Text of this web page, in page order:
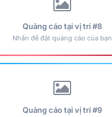
Quảng cáo tại vị trí #8
Nhấn để đặt quảng cáo của bạn
Quảng cáo tại vị trí #9